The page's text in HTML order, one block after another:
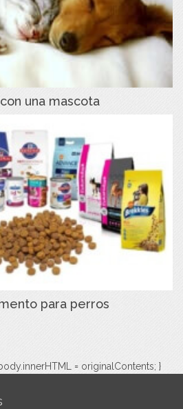
una mascota
para perros
= originalContents; }